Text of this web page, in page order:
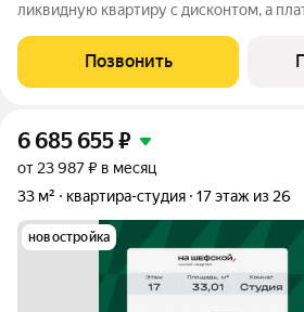
ликвидную квартиру с дисконтом, а
легкого старта. Кол-во квартир со
Успевайте забрать Ваш выгодный
Позвонить
6 685 655₽
от 23 987 ₽ в месяц
33 м²
квартира-студия 17 этаж из 26
новостройка